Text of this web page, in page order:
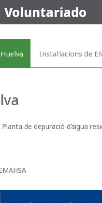
Voluntariado
Instal·lacions de
Planta de depuració d’aigua